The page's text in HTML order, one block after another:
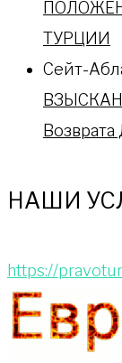
ТУРЦИИ
Сейт-
НАШИ
https://